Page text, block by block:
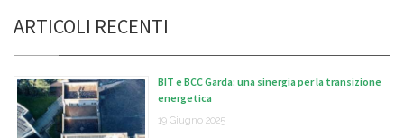
ARTICOLI RECENTI
BIT e BCC Garda: una sinergia per la transizione
energetica
19 Giugno 2025